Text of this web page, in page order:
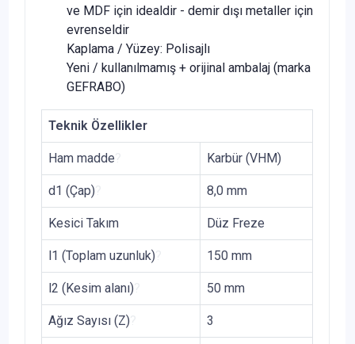
ve MDF için idealdir - demir dışı metaller için
evrenseldir
Kaplama / Yüzey: Polisajlı
Yeni / kullanılmamış + orijinal ambalaj (marka
GEFRABO)
Teknik Özellikler
Ham madde Karbür (VHM)
d1 (Çap) 8,0 mm
Kesici Takım Düz Freze
l1 (Toplam uzunluk) 150 mm
l2 (Kesim alanı) 50 mm
Ağız Sayısı (Z) 3